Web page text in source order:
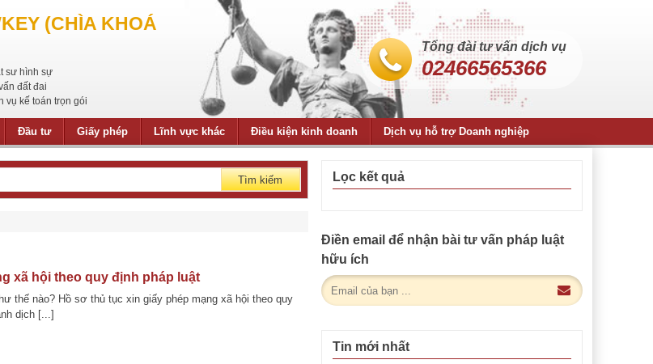
(CHÌA KHOÁ
sư hình sự
đất đai
vụ kế toán trọn gói
Tổng đài tư vấn dịch vụ
02466565366
Đầu tư Giấy phép Lĩnh vực khác Điều kiện kinh doanh Dịch vụ hỗ trợ Doanh nghiệp
Tìm kiếm
xã hội theo quy định pháp luật
thế nào? Hồ sơ thủ tục xin giấy phép mạng xã hội theo quy
dịch [...]
Lọc kết quả
Điền email để nhận bài tư vấn pháp luật
hữu ích
Tin mới nhất